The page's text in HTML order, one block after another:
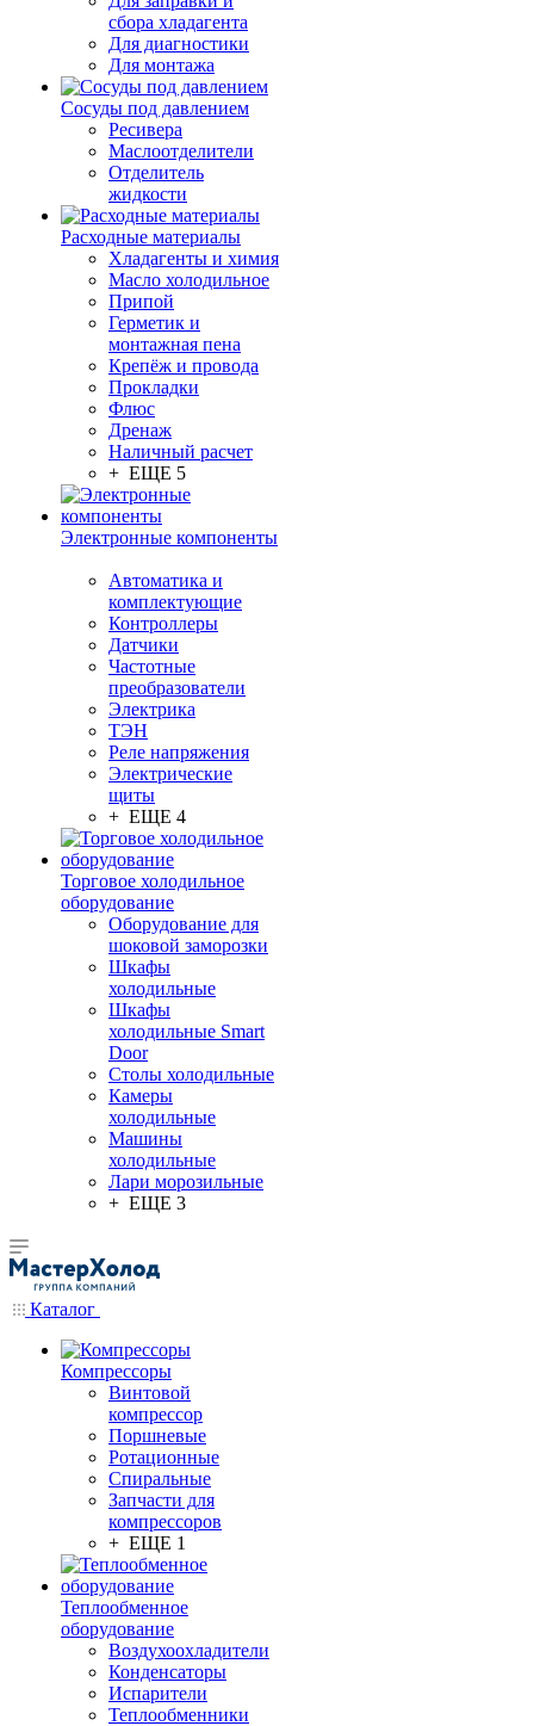
сбора хладагента
Для диагностики
Для монтажа
Сосуды под давлением
Ресивера
Маслоотделители
Отделитель
жидкости
Расходные материалы
Хладагенты и химия
Масло холодильное
Припой
Герметик и
монтажная пена
Крепёж и провода
Прокладки
Флюс
Дренаж
Наличный расчет
+ ЕЩЕ 5
Электронные компоненты
Автоматика и
комплектующие
Контроллеры
Датчики
Частотные
преобразователи
Электрика
ТЭН
Реле напряжения
Электрические
щиты
+ ЕЩЕ 4
Торговое холодильное
оборудование
Оборудование для
шоковой заморозки
Шкафы
холодильные
Шкафы
холодильные Smart
Door
Столы холодильные
Камеры
холодильные
Машины
холодильные
Лари морозильные
+ ЕЩЕ 3
Каталог
Компрессоры
Винтовой
компрессор
Поршневые
Ротационные
Спиральные
Запчасти для
компрессоров
+ ЕЩЕ 1
Теплообменное
оборудование
Воздухоохладители
Конденсаторы
Испарители
Теплообменники